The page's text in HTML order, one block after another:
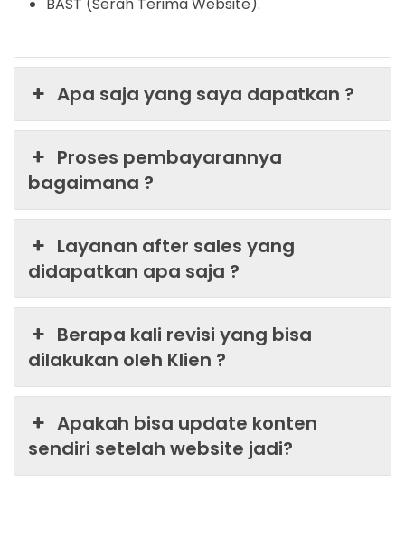
BAST (Serah Terima Website).
Apa saja yang saya dapatkan ?
Proses pembayarannya
bagaimana ?
Layanan after sales yang
didapatkan apa saja ?
Berapa kali revisi yang bisa
dilakukan oleh Klien ?
Apakah bisa update konten
sendiri setelah website jadi?